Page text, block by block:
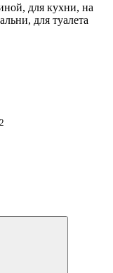
для кухни, на
для туалета
2